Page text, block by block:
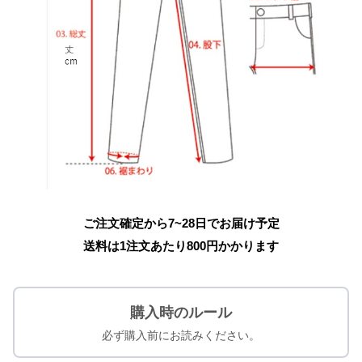
ご注文確定から7~28日でお届け予定
送料は1注文あたり800円かかります
購入時のルール
必ず購入前にお読みください。